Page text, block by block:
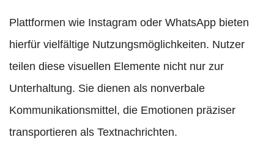
Plattformen wie Instagram oder WhatsApp bieten
hierfür vielfältige Nutzungsmöglichkeiten. Nutzer
teilen diese visuellen Elemente nicht nur zur
Unterhaltung. Sie dienen als nonverbale
Kommunikationsmittel, die Emotionen präziser
transportieren als Textnachrichten.